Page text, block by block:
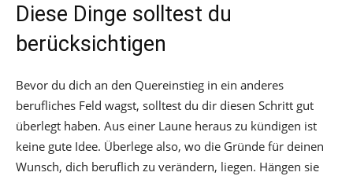
Diese Dinge solltest du
berücksichtigen
Bevor du dich an den Quereinstieg in ein anderes
berufliches Feld wagst, solltest du dir diesen Schritt gut
überlegt haben. Aus einer Laune heraus zu kündigen ist
keine gute Idee. Überlege also, wo die Gründe für deinen
Wunsch, dich beruflich zu verändern, liegen. Hängen sie